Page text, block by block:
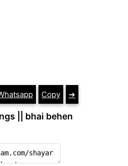
Copy ➔
|| bhai behen